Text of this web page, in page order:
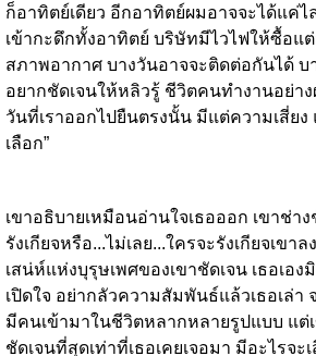
ก็อาทิตย์เดียว อีกอาทิตย์ผมอาจจะได้แค่ไ
เข้ากะดึกทั้งอาทิตย์ บริษัทมีไวไฟให้ซื้อ
สภาพอากาศ บางวันอาจจะติดต่อกันได้ บ
อยากชัดเจนให้หลิวรู้ ชีวิตคนทำงานอย่า
วันที่เราออกไปยืนตรงนั้น มีแต่ความเสี่ยง
เลือก”
เขาอธิบายเหมือนอ่านใจเธอออก เขาช่า
รังเกียจหรือ...ไม่เลย...ใครจะรังเกียจเขา
เสน่ห์แห่งบุรุษเพศของเขาชัดเจน เธอเอ
เปิดใจ อย่ากลัวความสัมพันธ์แล้วเธอเล่า
มีคนเข้ามาในชีวิตหลากหลายรูปแบบ แต่
ชัดเจนที่สุดเท่าที่เธอเคยเจอมา มีอะไรจะ